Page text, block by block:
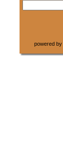
powered by